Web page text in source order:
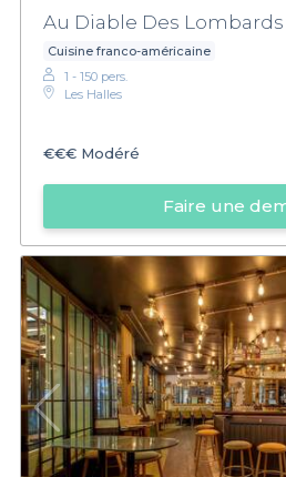
Au Diable Des
Cuisine franco-américaine
1 - 150 pers.
Les Halles
€€€ Modéré
Faire une